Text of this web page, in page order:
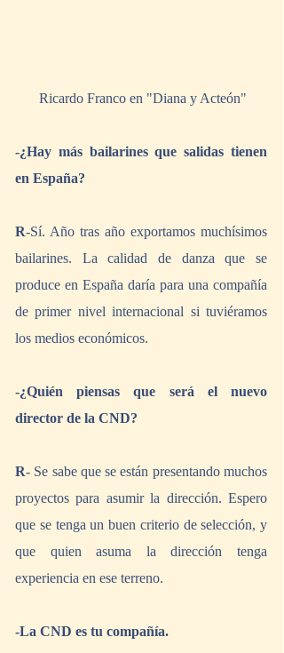
Ricardo Franco en "Diana y Acteón"
-¿Hay más bailarines que salidas tienen
en España?
R-Sí. Año tras año exportamos muchísimos
bailarines. La calidad de danza que se
produce en España daría para una compañía
de primer nivel internacional si tuviéramos
los medios económicos.
-¿Quién piensas que será el nuevo
director de la CND?
R- Se sabe que se están presentando muchos
proyectos para asumir la dirección. Espero
que se tenga un buen criterio de selección, y
que quien asuma la dirección tenga
experiencia en ese terreno.
-La CND es tu compañía.